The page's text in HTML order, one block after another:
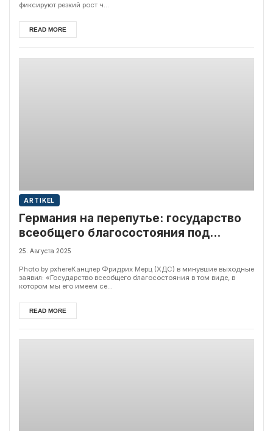
фиксируют резкий рост ч...
READ MORE
ARTIKEL
Германия на перепутье: государство
всеобщего благосостояния под
угрозой
25. Августа 2025
Photo by pxhereКанцлер Фридрих Мерц (ХДС) в минувшие выходные
заявил: «Государство всеобщего благосостояния в том виде, в
котором мы его имеем се...
READ MORE